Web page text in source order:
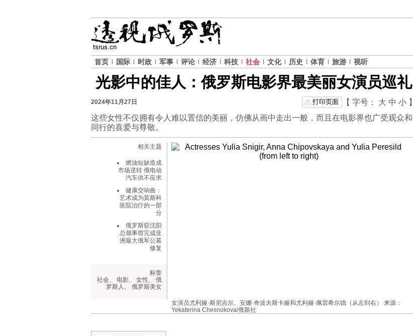
首页 国际 时政 军事 评论 经济 科技 社会 文化 历史 体育 旅游 视听
光影中的佳人：俄罗斯电影界最美丽女演员巡礼
2024年11月27日 【 字号： 大 中 小 】
打印页面
这些女性不仅拥有令人难以置信的美丽，仿佛从画中走出一般，而且在电影界也广受观众和
同行的喜爱与尊敬。
相关主题
燃油短缺造成
市场逆转 俄电动
汽车供不应求
健康交响曲：
艺术成为莫斯科
医院治疗的一部
分
俄罗斯驻沈阳
总领事馆完成亚
洲最大俄军公墓
修复
标签
社会、 电影、 女性、 俄
罗斯人 、 俄罗斯美女
女演员尤利娅·斯尼吉尔、安娜·奇波夫斯卡娅和尤利娅·佩雷希尔德（从左到右） 来源：
Yekaterina Chesnokova/俄新社